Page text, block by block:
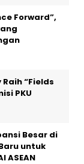
Forward”,
“Fields
PKU
Besar di
untuk
ASEAN